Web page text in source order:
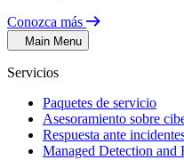
Conozca más
Main Menu
Servicios
Paquetes de servicio
Asesoramiento sobre
Respuesta ante
Managed Detection and